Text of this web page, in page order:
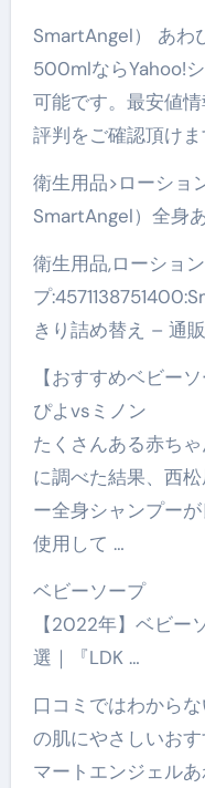
SmartAngel） あわ
500mlならYahoo!
可能です。最安値情
評判をご確認頂けま
衛生用品>ローショ
SmartAngel）全身
衛生用品,ローショ
プ
きり詰め替え – 通
【おすすめベビー
ぴよvsミノン
たくさんある赤ち
に調べた結果、西
ー全身シャンプー
使用して …
ベビーソープ
【2022年】ベビー
選｜『LDK …
口コミではわから
の肌にやさしいお
マートエンジェル